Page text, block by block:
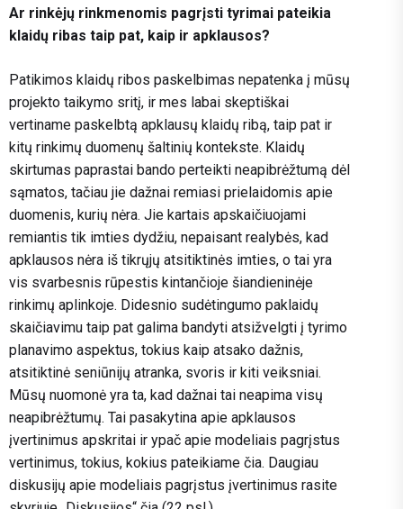
Ar rinkėjų rinkmenomis pagrįsti tyrimai pateikia
klaidų ribas taip pat, kaip ir apklausos?
Patikimos klaidų ribos paskelbimas nepatenka į mūsų
projekto taikymo sritį, ir mes labai skeptiškai
vertiname paskelbtą apklausų klaidų ribą, taip pat ir
kitų rinkimų duomenų šaltinių kontekste. Klaidų
skirtumas paprastai bando perteikti neapibrėžtumą dėl
sąmatos, tačiau jie dažnai remiasi prielaidomis apie
duomenis, kurių nėra. Jie kartais apskaičiuojami
remiantis tik imties dydžiu, nepaisant realybės, kad
apklausos nėra iš tikrųjų atsitiktinės imties, o tai yra
vis svarbesnis rūpestis kintančioje šiandieninėje
rinkimų aplinkoje. Didesnio sudėtingumo paklaidų
skaičiavimu taip pat galima bandyti atsižvelgti į tyrimo
planavimo aspektus, tokius kaip atsako dažnis,
atsitiktinė seniūnijų atranka, svoris ir kiti veiksniai.
Mūsų nuomonė yra ta, kad dažnai tai neapima visų
neapibrėžtumų. Tai pasakytina apie apklausos
įvertinimus apskritai ir ypač apie modeliais pagrįstus
vertinimus, tokius, kokius pateikiame čia. Daugiau
diskusijų apie modeliais pagrįstus įvertinimus rasite